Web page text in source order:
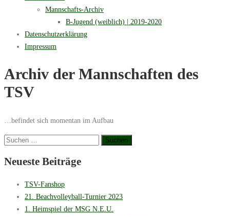
Mannschafts-Archiv
B-Jugend (weiblich) | 2019-2020
Datenschutzerklärung
Impressum
Archiv der Mannschaften des
TSV
…befindet sich momentan im Aufbau
Suchen
Neueste Beiträge
TSV-Fanshop
21. Beachvolleyball-Turnier 2023
1. Heimspiel der MSG N.E.U.